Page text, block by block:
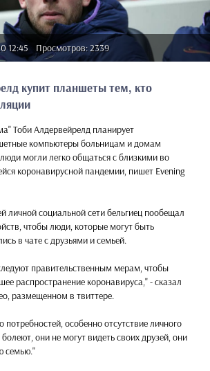
12:45 Просмотров: 2339
купит планшеты тем, кто
Тоби Алдервейрелд планирует
компьютеры больницам и домам
могли легко общаться с близкими во
коронавирусной пандемии, пишет Evening
личной социальной сети бельгиец пообещал
чтобы люди, которые могут быть
в чате с друзьями и семьей.
правительственным мерам, чтобы
распространение коронавируса," - сказал
размещенном в твиттере.
потребностей, особенно отсутствие личного
они не могут видеть своих друзей, они
семью."